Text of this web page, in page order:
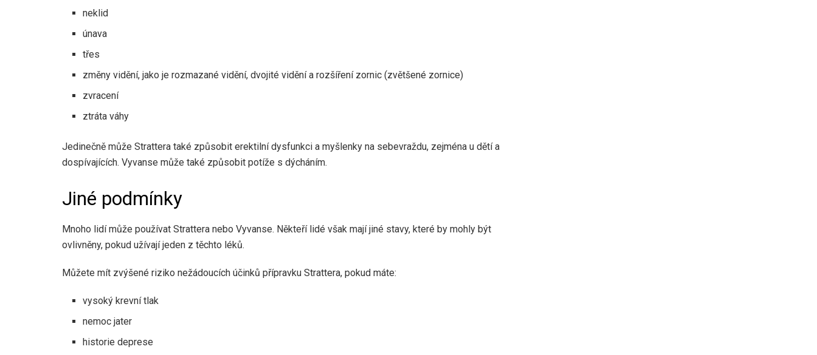
neklid
únava
třes
změny vidění, jako je rozmazané vidění, dvojité vidění a rozšíření zornic (zvětšené zornice)
zvracení
ztráta váhy
Jedinečně může Strattera také způsobit erektilní dysfunkci a myšlenky na sebevraždu, zejména u dětí a
dospívajících. Vyvanse může také způsobit potíže s dýcháním.
Jiné podmínky
Mnoho lidí může používat Strattera nebo Vyvanse. Někteří lidé však mají jiné stavy, které by mohly být
ovlivněny, pokud užívají jeden z těchto léků.
Můžete mít zvýšené riziko nežádoucích účinků přípravku Strattera, pokud máte:
vysoký krevní tlak
nemoc jater
historie deprese